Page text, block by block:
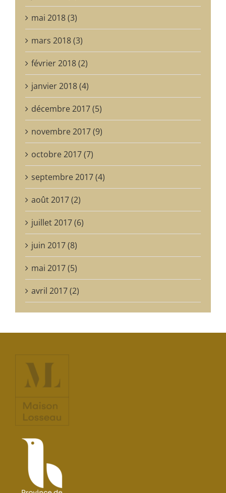
mai 2018 (3)
mars 2018 (3)
février 2018 (2)
janvier 2018 (4)
décembre 2017 (5)
novembre 2017 (9)
octobre 2017 (7)
septembre 2017 (4)
août 2017 (2)
juillet 2017 (6)
juin 2017 (8)
mai 2017 (5)
avril 2017 (2)